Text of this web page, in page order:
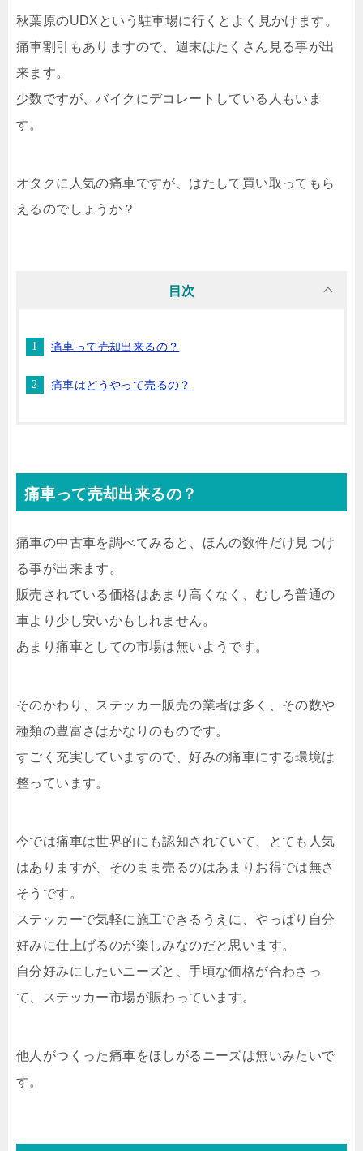
秋葉原のUDXという駐車場に行くとよく見かけます。
痛車割引もありますので、週末はたくさん見る事が出
来ます。
少数ですが、バイクにデコレートしている人もいま
す。
オタクに人気の痛車ですが、はたして買い取ってもら
えるのでしょうか？
目次
痛車って売却出来るの？
痛車はどうやって売るの？
痛車って売却出来るの？
痛車の中古車を調べてみると、ほんの数件だけ見つけ
る事が出来ます。
販売されている価格はあまり高くなく、むしろ普通の
車より少し安いかもしれません。
あまり痛車としての市場は無いようです。
そのかわり、ステッカー販売の業者は多く、その数や
種類の豊富さはかなりのものです。
すごく充実していますので、好みの痛車にする環境は
整っています。
今では痛車は世界的にも認知されていて、とても人気
はありますが、そのまま売るのはあまりお得では無さ
そうです。
ステッカーで気軽に施工できるうえに、やっぱり自分
好みに仕上げるのが楽しみなのだと思います。
自分好みにしたいニーズと、手頃な価格が合わさっ
て、ステッカー市場が賑わっています。
他人がつくった痛車をほしがるニーズは無いみたいで
す。